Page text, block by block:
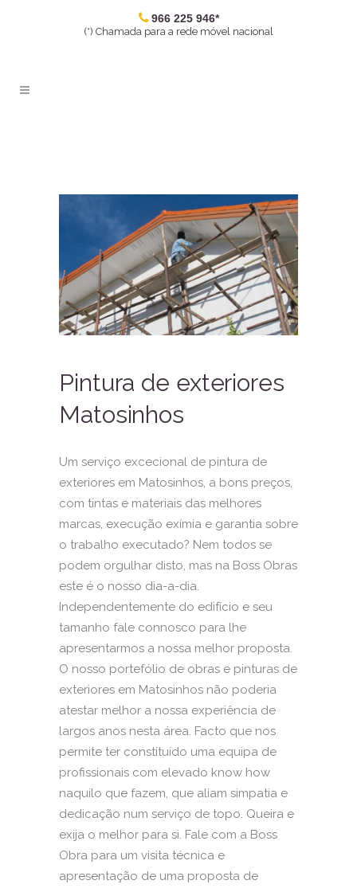
966 225 946*
(*) Chamada para a rede móvel nacional
Pintura de exteriores
Matosinhos
Um serviço excecional de pintura de
exteriores em Matosinhos, a bons preços,
com tintas e materiais das melhores
marcas, execução exímia e garantia sobre
o trabalho executado? Nem todos se
podem orgulhar disto, mas na Boss Obras
este é o nosso dia-a-dia.
Independentemente do edifício e seu
tamanho fale connosco para lhe
apresentarmos a nossa melhor proposta.
O nosso portefólio de obras e pinturas de
exteriores em Matosinhos não poderia
atestar melhor a nossa experiência de
largos anos nesta área. Facto que nos
permite ter constituído uma equipa de
profissionais com elevado know how
naquilo que fazem, que aliam simpatia e
dedicação num serviço de topo. Queira e
exija o melhor para si. Fale com a Boss
Obra para um visita técnica e
apresentação de uma proposta de